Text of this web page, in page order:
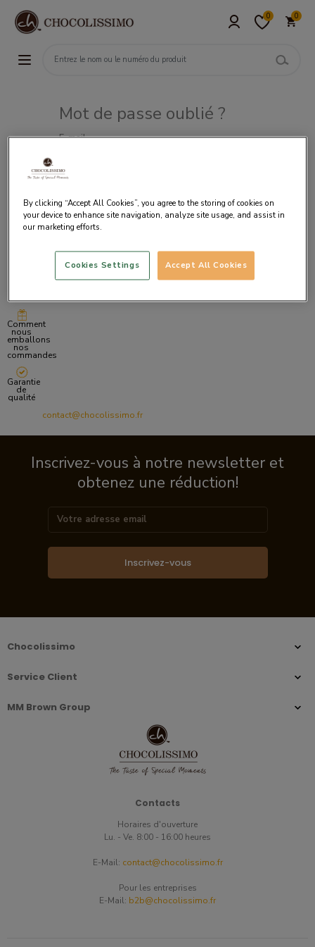
0 0
Mot de passe oublié ?
E-mail
d’achat
Comment
nous
emballons
nos
commandes
Garantie
de
qualité
contact@chocolissimo.fr
Inscrivez-vous à notre newsletter et
obtenez une réduction!
Inscrivez-vous
Chocolissimo
Service Client
MM Brown Group
Contacts
Horaires d'ouverture
Lu. - Ve. 8:00 - 16:00 heures
E-Mail: contact@chocolissimo.fr
Pour les entreprises
E-Mail: b2b@chocolissimo.fr
By clicking “Accept All Cookies”, you agree to the storing of cookies on
your device to enhance site navigation, analyze site usage, and assist in
our marketing efforts.
Accept All Cookies
Cookies Settings